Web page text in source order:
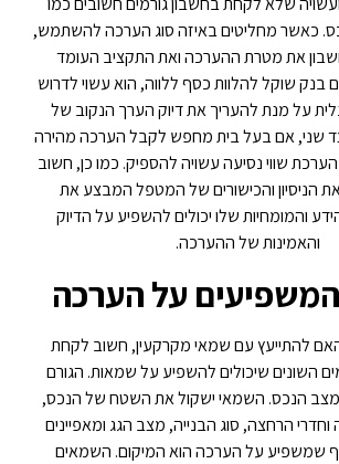
כאשר מחליטים באיזה סוג הערכה להשתמש,
את מטרת ההערכה ואת התקציב העומד
בנק שוקל להלוות כסף ללווה, הוא עשוי לדרוש
על מנת להעריך את דיוק הערך הנקוב של
שני, אם בעל בית מחפש לקבל הערכה מהירה
שווי נסיעה עשויה להספיק. כמו כן, חשוב
הניסיון והכישורים של המטפל המבצע את
והמומחיות שלו יכולים להשפיע על הדיוק
והאמינות של ההערכה.
על הערכה
להתייעץ עם שמאי מקרקעין, חשוב לקחת
השונים שיכולים להשפיע על שמאות. הגורם
מצב הנכס. השמאי ישקול את השטח של הנכס,
הרחצה, סוג הבנייה, מצב הגג ומאפיינים
שמשפיע על הערכה הוא המיקום. השמאים